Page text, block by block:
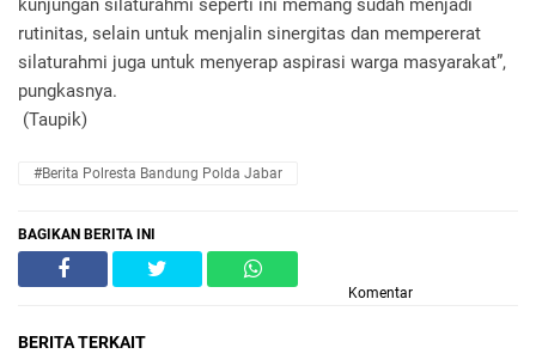
kunjungan silaturahmi seperti ini memang sudah menjadi
rutinitas, selain untuk menjalin sinergitas dan mempererat
silaturahmi juga untuk menyerap aspirasi warga masyarakat”,
pungkasnya.
(Taupik)
#Berita Polresta Bandung Polda Jabar
BAGIKAN BERITA INI
Komentar
BERITA TERKAIT